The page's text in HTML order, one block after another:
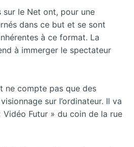
le Net ont, pour une
dans ce but et se sont
à ce format. La
à immerger le spectateur
ne compte pas que des
sur l’ordinateur. Il va
Futur » du coin de la rue